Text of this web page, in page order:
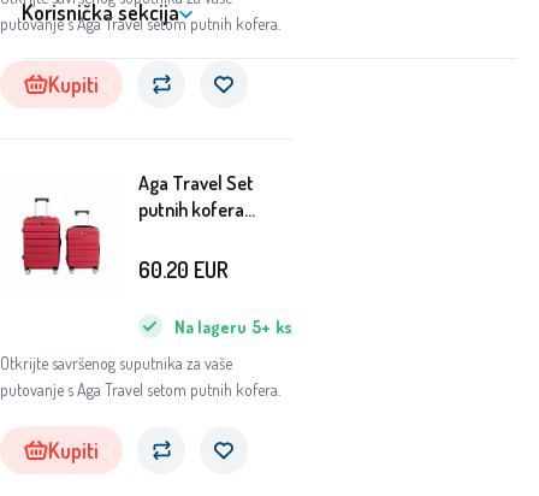
putovanje s Aga Travel setom putnih kofera.
Kupiti
Aga Travel Set
putnih kofera
Otkrijte savršenog suputnika za vaše
putovanje s Aga Travel setom putnih kofera.
Na lageru 5+ ks
60.20 EUR
Kupiti
Korisnička sekcija